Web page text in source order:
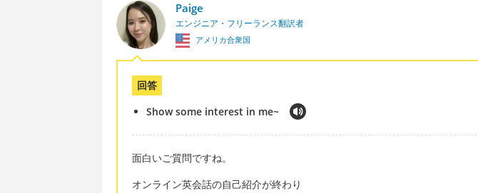
Paige
エンジニア・フリーランス翻訳者
アメリカ合衆国
回答
Show some interest in me~
面白いご質問ですね。
オンライン英会話の自己紹介が終わり